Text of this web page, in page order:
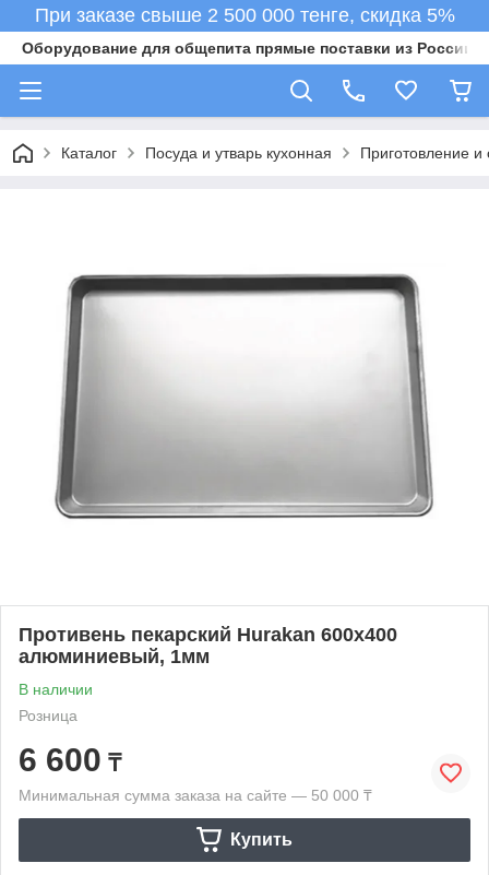
При заказе свыше 2 500 000 тенге, скидка 5%
Оборудование для общепита прямые поставки из России в
Каталог Посуда и утварь кухонная Приготовление
Противень пекарский Hurakan 600x400
алюминиевый, 1мм
В наличии
Розница
6 600 ₸
Минимальная сумма заказа на сайте — 50 000 ₸
Купить